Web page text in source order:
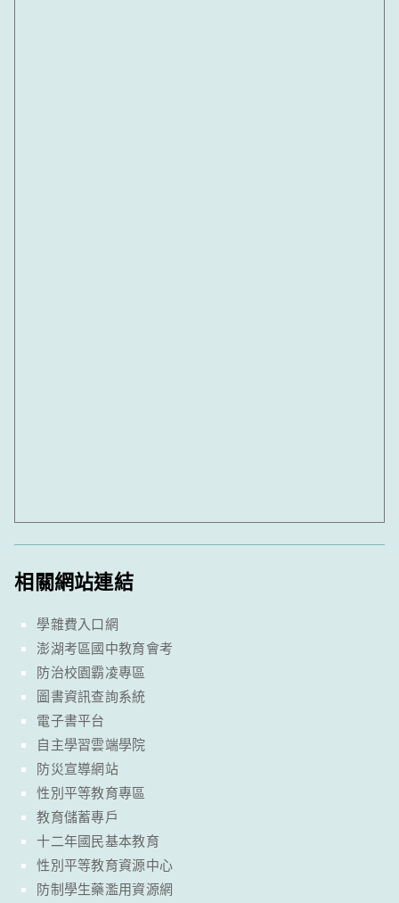
相關網站連結
學雜費入口網
澎湖考區國中教育會考
防治校園霸凌專區
圖書資訊查詢系統
電子書平台
自主學習雲端學院
防災宣導網站
性別平等教育專區
教育儲蓄專戶
十二年國民基本教育
性別平等教育資源中心
防制學生藥濫用資源網